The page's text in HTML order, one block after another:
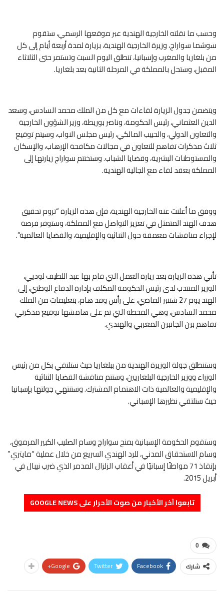
وحسب ما نقلته الخارجية الهندية عبر موقعها الرسمي، ستقوم
سوشما سواراج، وزيرة الخارجية الهندية، بزيارة لمدة أربعة أيام إلى كل
من بلغاريا والمغرب وإسبانيا، تنطلق اليوم السبت وتستمر حتى الثلاثاء
المقبل، وستحل بالمملكة في المرحلة الثانية بعد بلغاريا.
ويتضمن جدول الزيارة لقاءات مع كل من الملك محمد السادس، وسعد
الدين العثماني، رئيس الحكومة، وناصر بوريطة، وزير الشؤون الخارجية
والتعاون الدولي، والحبيب المالكي، رئيس مجلس النواب، وسيتم توقيع
ثلاث مذكرات تفاهم للتعاون في مجالات مكافحة الإرهاب، والإسكان
والمستوطنات البشرية، وقضايا الشباب. وستختتم سواراج زيارتها إلى
المملكة بعقد لقاء مع الجالية الهندية.
ووفق ما أعلنت عنه الخارجية الهندية، فإن هذه الزيارة “تروم تحقيق
هدف الهند المتمثل في تعزيز التواصل مع المملكة، وستوفر فرصة
لإجراء مناقشات معمقة حول الثنائية والإقليمية، والقضايا العالمية”.
تأتي هذه الزيارة بعد زيارة العمل التي قام بها عبد اللطيف لوديي،
الوزير المنتدب لدى رئيس الحكومة المكلف بإدارة الدفاع الوطني، إلى
الهند يوم 27 شتنبر الماضي، على رأس وفد هام، بتعليمات من الملك
محمد السادس، وهي المحطة التي تم على هامشها توقيع مذكرتي
تفاهم بين الجانبين المغربي والهندي.
وستنطلق جولة الوزيرة الهندية من ببلغاريا حيث ستلتقي بكل من رئيس
الوزراء ووزير الخارجية البلغاريين، وستتم مناقشة القضايا الثنائية
والإقليمية والعالمية ذات الاهتمام المشترك. وستنتهي جولتها بإسبانيا
حيث ستلتقي نظيرها الإسباني.
وستقوم الحكومة الإسبانية بمنح سواراج وسام الصليب الكبير المرموق،
وسام الاستحقاق المدني، للرد الهندي السريع من خلال عملية “مايتري”
بإنقاذ 71 مواطنًا إسبانيًا في أعقاب الزلزال المدمر الذي ضرب نيبال في
أبريل 2015.
تابعوا آخر الأخبار من صوت الأحرار على GOOGLE NEWS
0
شارك Facebook
Twitter
Google+